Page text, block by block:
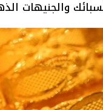
والجنيهات